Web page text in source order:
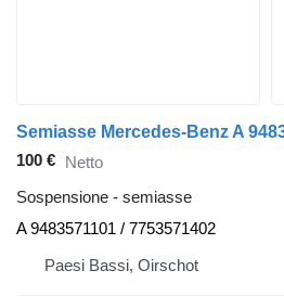
100 € Netto
Sospensione - semiasse
A 9483571101 / 7753571402
Paesi Bassi, Oirschot